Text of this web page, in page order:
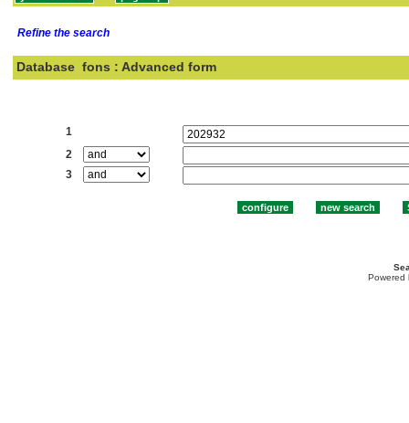
Refine the search
Database fons : Advanced form
1
2
3